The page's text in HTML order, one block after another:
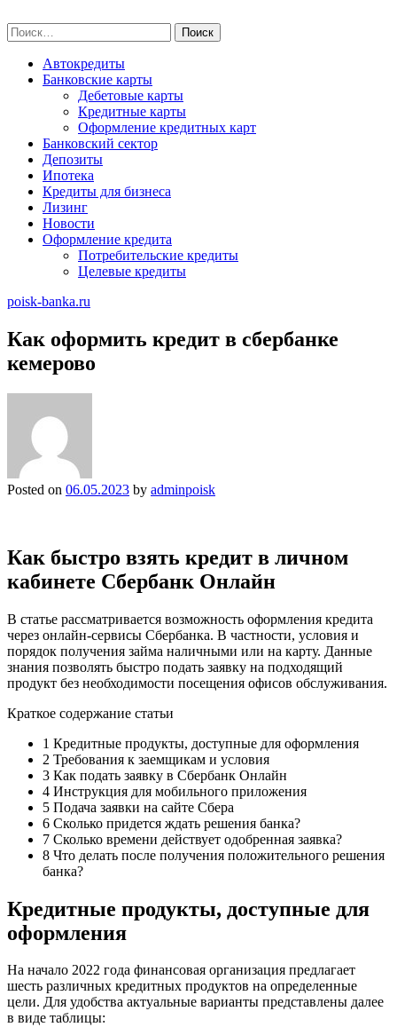
to
content
Найти:
Автокредиты
Банковские карты
Дебетовые карты
Кредитные карты
Оформление кредитных карт
Банковский сектор
Депозиты
Ипотека
Кредиты для бизнеса
Лизинг
Новости
Оформление кредита
Потребительские кредиты
Целевые кредиты
poisk-banka.ru
Как оформить кредит в сбербанке
кемерово
Posted on 06.05.2023 by adminpoisk
Как быстро взять кредит в личном
кабинете Сбербанк Онлайн
В статье рассматривается возможность оформления кредита
через онлайн-сервисы Сбербанка. В частности, условия и
порядок получения займа наличными или на карту. Данные
знания позволять быстро подать заявку на подходящий
продукт без необходимости посещения офисов обслуживания.
Краткое содержание статьи
1 Кредитные продукты, доступные для оформления
2 Требования к заемщикам и условия
3 Как подать заявку в Сбербанк Онлайн
4 Инструкция для мобильного приложения
5 Подача заявки на сайте Сбера
6 Сколько придется ждать решения банка?
7 Сколько времени действует одобренная заявка?
8 Что делать после получения положительного решения
банка?
Кредитные продукты, доступные для
оформления
На начало 2022 года финансовая организация предлагает
шесть различных кредитных продуктов на определенные
цели. Для удобства актуальные варианты представлены далее
в виде таблицы: